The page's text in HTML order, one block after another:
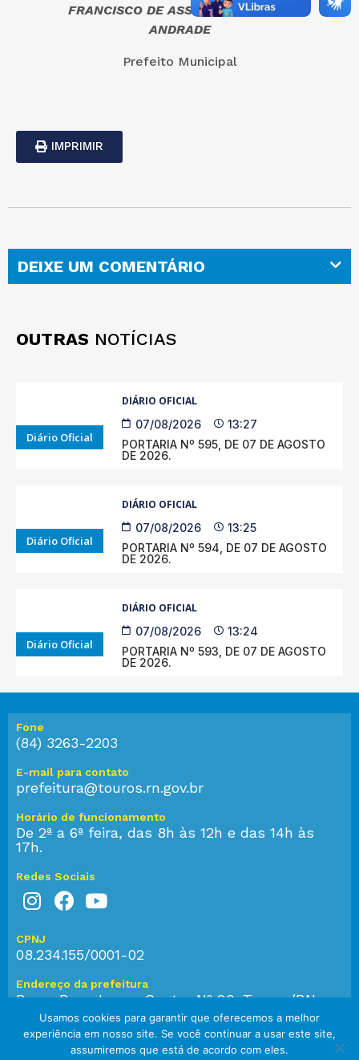
FRANCISCO DE ASSIS PINHEIRO DE
ANDRADE
Prefeito Municipal
IMPRIMIR
DEIXE UM COMENTÁRIO
OUTRAS NOTÍCIAS
Diário Oficial
DIÁRIO OFICIAL
07/08/2026
13:27
PORTARIA Nº 595, DE 07 DE AGOSTO
DE 2026.
Diário Oficial
DIÁRIO OFICIAL
07/08/2026
13:25
PORTARIA Nº 594, DE 07 DE AGOSTO
DE 2026.
Diário Oficial
DIÁRIO OFICIAL
07/08/2026
13:24
PORTARIA Nº 593, DE 07 DE AGOSTO
DE 2026.
Fone
(84) 3263-2203
E-mail para contato
prefeitura@touros.rn.gov.br
Horário de funcionamento
De 2ª a 6ª feira, das 8h às 12h e das 14h às
17h.
Redes Sociais
CPNJ
08.234.155/0001-02
Endereço da prefeitura
Praça Bom Jesus, Centro Nº 28, Touros/RN,
CEP: 59.584-000
Usamos cookies para garantir que oferecemos a melhor
experiência em nosso site. Se você continuar a usar este site,
assumiremos que está de acordo com eles.